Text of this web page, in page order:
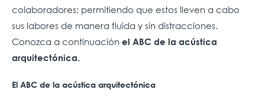
colaboradores; permitiendo que estos lleven a cabo
sus labores de manera fluida y sin distracciones.
Conozca a continuación el ABC de la acústica
arquitectónica.
El ABC de la acústica arquitectónica